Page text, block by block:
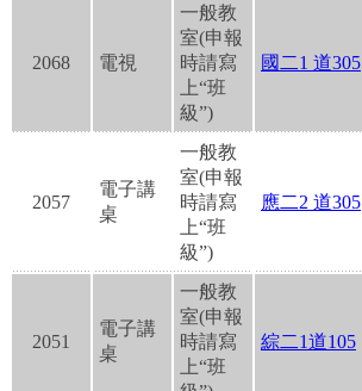
2068 電視
一般教
室(申報
時請寫
上“班
級”)
國二1 道305
2057
電子講
桌
一般教
室(申報
時請寫
上“班
級”)
應二2 道305
2051
電子講
桌
一般教
室(申報
時請寫
上“班
綜二1道105